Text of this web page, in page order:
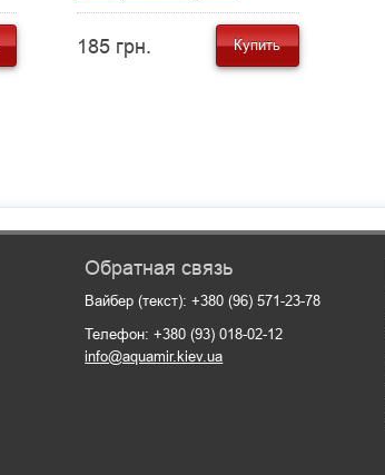
185 грн. Купить
Обратная связь
Вайбер (текст): +380 (96) 571-23-78
Телефон: +380 (93) 018-02-12
info@aquamir.kiev.ua